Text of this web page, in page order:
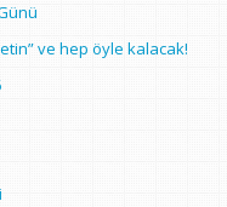
ve hep öyle kalacak!